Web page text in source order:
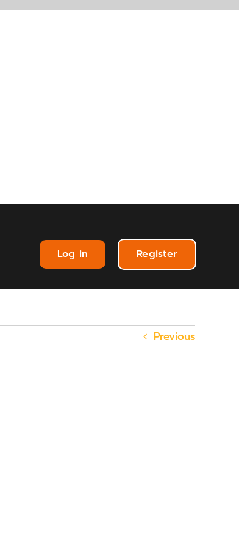
Log in Register
Previous